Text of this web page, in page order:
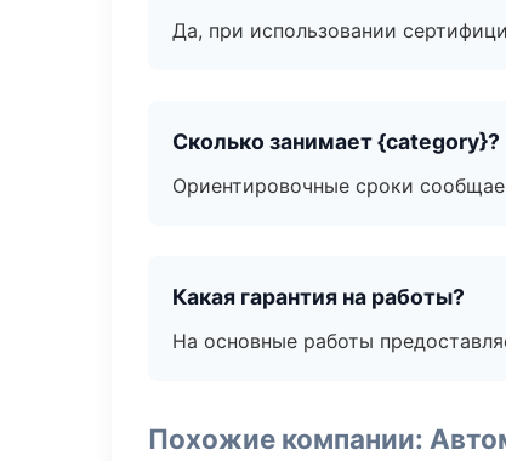
Да, при использовании
Сколько занимает {category}?
Ориентировочные сроки
Какая гарантия на работы?
На основные работы
Похожие компании: